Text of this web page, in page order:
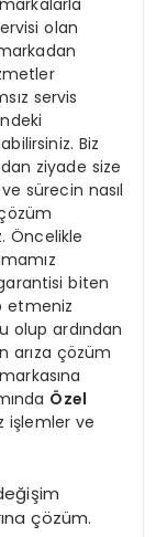
olan
servis
Biz
ziyade size
sürecin nasıl
Öncelikle
biten
etmeniz
olup ardından
arıza çözüm
Özel
işlemler ve
çözüm.